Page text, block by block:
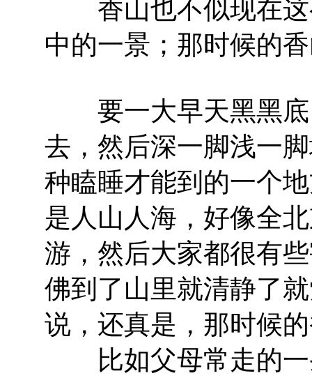
香山也不似现在这
中的一景；那时候的
要一大早天黑黑底
去，然后深一脚浅一
种瞌睡才能到的一个
是人山人海，好像全
游，然后大家都很有
佛到了山里就清静了
说，还真是，那时候
比如父母常走的一